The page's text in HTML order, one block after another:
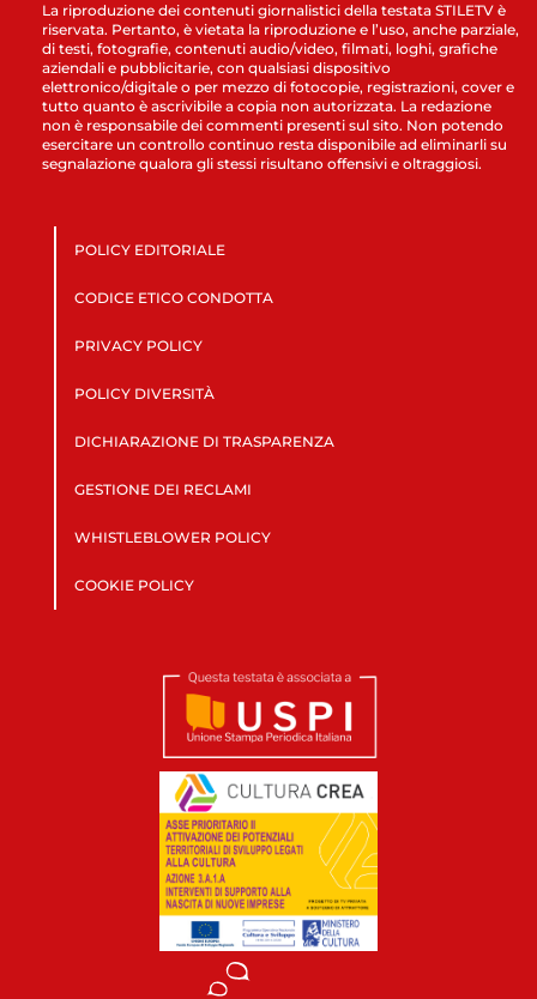
La riproduzione dei contenuti giornalistici della testata STILETV è
riservata. Pertanto, è vietata la riproduzione e l’uso, anche parziale,
di testi, fotografie, contenuti audio/video, filmati, loghi, grafiche
aziendali e pubblicitarie, con qualsiasi dispositivo
elettronico/digitale o per mezzo di fotocopie, registrazioni, cover e
tutto quanto è ascrivibile a copia non autorizzata. La redazione
non è responsabile dei commenti presenti sul sito. Non potendo
esercitare un controllo continuo resta disponibile ad eliminarli su
segnalazione qualora gli stessi risultano offensivi e oltraggiosi.
POLICY EDITORIALE
CODICE ETICO CONDOTTA
PRIVACY POLICY
POLICY DIVERSITÀ
DICHIARAZIONE DI TRASPARENZA
GESTIONE DEI RECLAMI
WHISTLEBLOWER POLICY
COOKIE POLICY